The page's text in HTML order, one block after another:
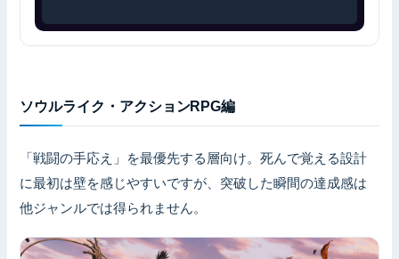
ソウルライク・アクションRPG編
「戦闘の手応え」を最優先する層向け。死んで覚える設計
に最初は壁を感じやすいですが、突破した瞬間の達成感は
他ジャンルでは得られません。